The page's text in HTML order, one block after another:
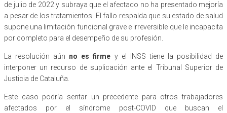
de julio de 2022 y subraya que el afectado no ha presentado mejoría
a pesar de los tratamientos. El fallo respalda que su estado de salud
supone una limitación funcional grave e irreversible que le incapacita
por completo para el desempeño de su profesión.
La resolución aún no es firme y el INSS tiene la posibilidad de
interponer un recurso de suplicación ante el Tribunal Superior de
Justicia de Cataluña.
Este caso podría sentar un precedente para otros trabajadores
afectados por el síndrome post-COVID que buscan el